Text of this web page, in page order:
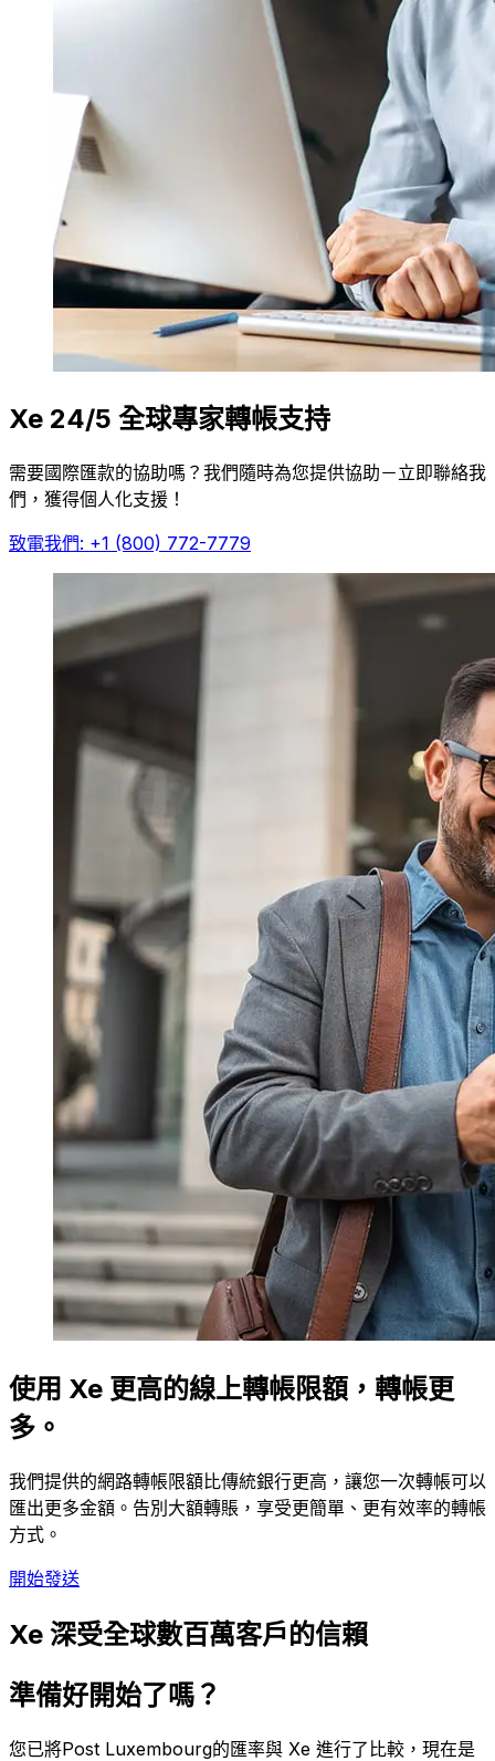
Xe 24/5 全球專家轉帳支持
需要國際匯款的協助嗎？我們隨時為您提供協助－立即聯絡我
們，獲得個人化支援！
致電我們: +1 (800) 772-7779
使用 Xe 更高的線上轉帳限額，轉帳更
多。
我們提供的網路轉帳限額比傳統銀行更高，讓您一次轉帳可以
匯出更多金額。告別大額轉賬，享受更簡單、更有效率的轉帳
方式。
開始發送
Xe 深受全球數百萬客戶的信賴
準備好開始了嗎？
您已將Post Luxembourg的匯率與 Xe 進行了比較，現在是